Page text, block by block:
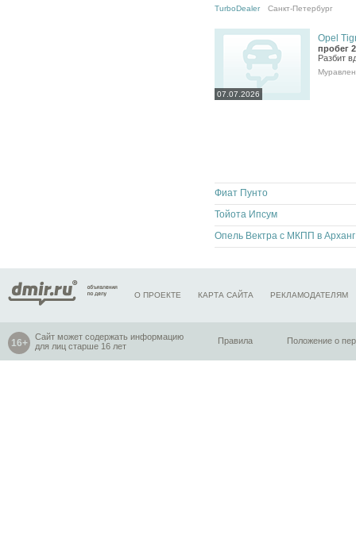
TurboDealer Санкт-Петербург
07.07.2026
Opel
пробег
Разбит
Фиат Пунто
Тойота Ипсум
О ПРОЕКТЕ КАРТА САЙТА РЕКЛАМОДАТЕЛЯМ
Сайт может содержать информацию
для лиц старше 16 лет
Правила Положение о